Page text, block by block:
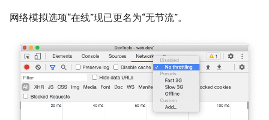
网络模拟选项“在线”现已更名为“无节流”。